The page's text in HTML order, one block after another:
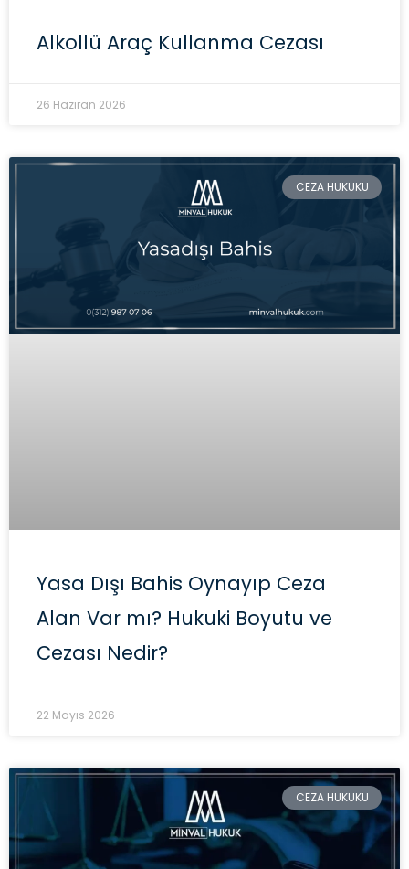
Alkollü Araç Kullanma Cezası
26 Haziran 2026
CEZA HUKUKU
Yasa Dışı Bahis Oynayıp Ceza
Alan Var mı? Hukuki Boyutu ve
Cezası Nedir?
22 Mayıs 2026
CEZA HUKUKU